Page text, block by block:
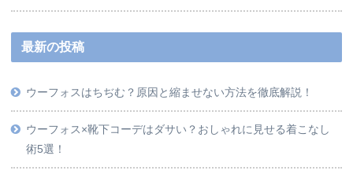
最新の投稿
ウーフォスはちぢむ？原因と縮ませない方法を徹底解説！
ウーフォス×靴下コーデはダサい？おしゃれに見せる着こなし
術5選！